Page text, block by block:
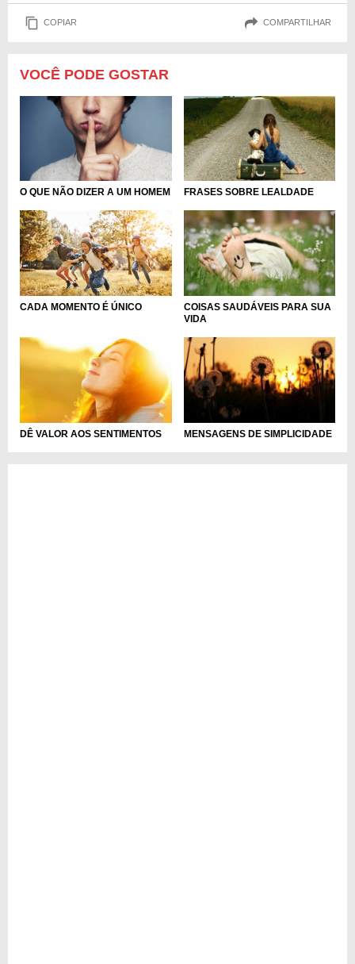
COPIAR COMPARTILHAR
VOCÊ PODE GOSTAR
O QUE NÃO DIZER A UM HOMEM FRASES SOBRE LEALDADE
CADA MOMENTO É ÚNICO
COISAS SAUDÁVEIS PARA SUA
VIDA
DÊ VALOR AOS SENTIMENTOS MENSAGENS DE SIMPLICIDADE